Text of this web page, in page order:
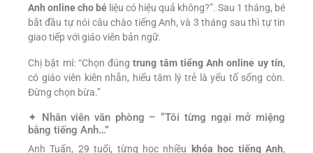
Anh online cho bé liệu có hiệu quả không?”. Sau 1 tháng, bé
bắt đầu tự nói câu chào tiếng Anh, và 3 tháng sau thì tự tin
giao tiếp với giáo viên bản ngữ.
Chị bật mí: “Chọn đúngtrung tâm tiếng Anh online uy tín,
có giáo viên kiên nhẫn, hiểu tâm lý trẻ là yếu tố sống còn.
Đừng chọn bừa.”
✦ Nhân viên văn phòng – “Tôi từng ngại mở miệng
bằng tiếng Anh…”
Anh Tuấn, 29 tuổi, từng học nhiều khóa học tiếng Anh,